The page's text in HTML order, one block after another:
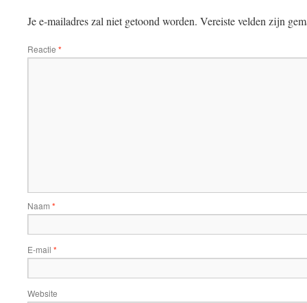
Je e-mailadres zal niet getoond worden. Vereiste velden zijn
Reactie *
Naam *
E-mail *
Website